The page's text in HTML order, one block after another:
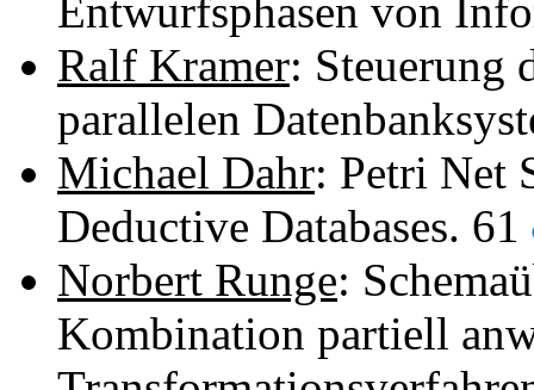
Entwurfsphasen von
Ralf Kramer: Steuerung
parallelen
Michael Dahr: Petri Net
Deductive Databases. 61
Norbert Runge:
Kombination partiell